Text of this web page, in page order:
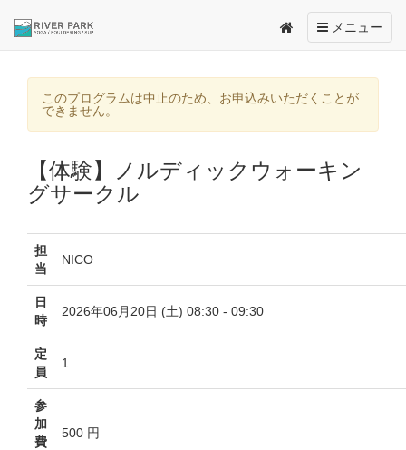
Toggle
navigation
メニュー
このプログラムは中止のため、お申込みいただくことが
できません。
【体験】ノルディックウォーキン
グサークル
担
当
NICO
日
時
2026年06月20日 (土) 08:30 - 09:30
定
員
1
参
加
費
500 円